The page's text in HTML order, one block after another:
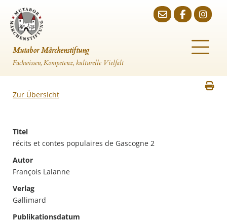
Mutabor Märchenstiftung
Fachwissen, Kompetenz, kulturelle Vielfalt
Zur Übersicht
Titel
récits et contes populaires de Gascogne 2
Autor
François Lalanne
Verlag
Gallimard
Publikationsdatum